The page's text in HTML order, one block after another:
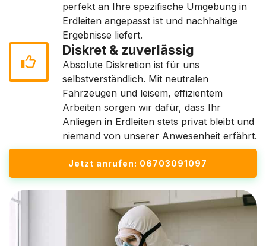
perfekt an Ihre spezifische Umgebung in
Erdleiten angepasst ist und nachhaltige
Ergebnisse liefert.
Diskret & zuverlässig
Absolute Diskretion ist für uns
selbstverständlich. Mit neutralen
Fahrzeugen und leisem, effizientem
Arbeiten sorgen wir dafür, dass Ihr
Anliegen in Erdleiten stets privat bleibt und
niemand von unserer Anwesenheit erfährt.
Jetzt anrufen: 06703091097